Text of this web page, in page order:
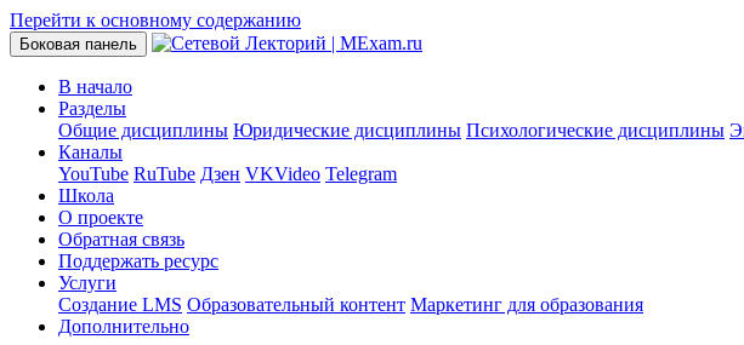
Перейти к основному содержанию
Боковая панель
В начало
Разделы
Общие дисциплины Юридические дисциплины Психологические дисциплины
Каналы
YouTube RuTube Дзен VKVideo Telegram
Школа
О проекте
Обратная связь
Поддержать ресурс
Услуги
Создание LMS Образовательный контент Маркетинг для образования
Дополнительно